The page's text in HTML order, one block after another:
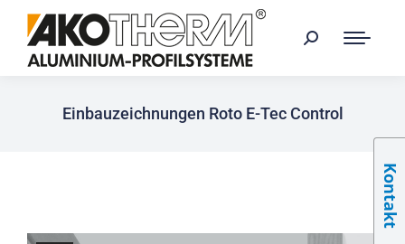
Einbauzeichnungen Roto E-Tec Control
Kontakt